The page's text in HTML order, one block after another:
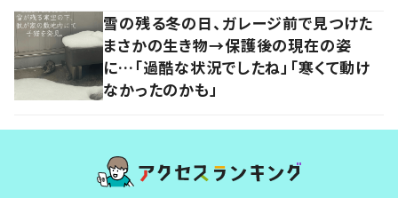
雪の残る冬の日、ガレージ前で見つけた
まさかの生き物→保護後の現在の姿
に…「過酷な状況でしたね」「寒くて動け
なかったのかも」